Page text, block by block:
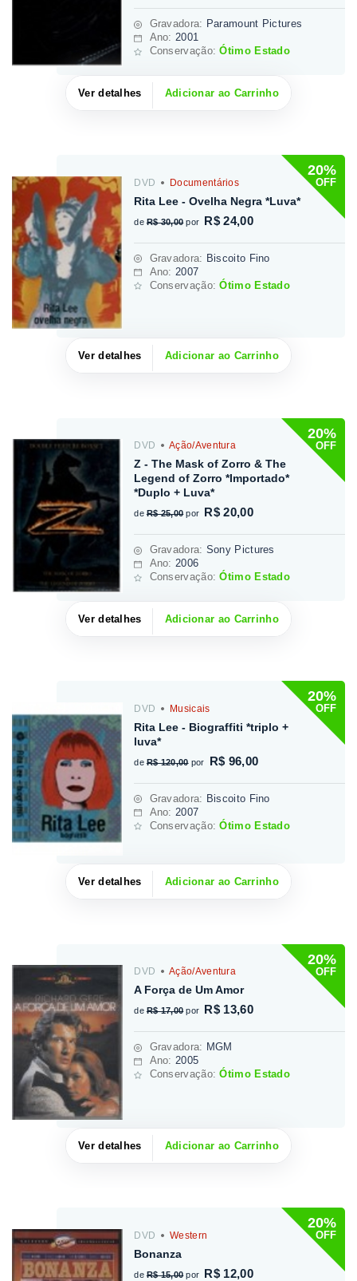
Gravadora: Paramount Pictures
Ano: 2001
Conservação:Ótimo Estado
Ver detalhes Adicionar ao Carrinho
20%
OFF
DVD Documentários
Rita Lee - Ovelha Negra *Luva*
de R$ 30,00 por R$ 24,00
Gravadora: Biscoito Fino
Ano: 2007
Conservação:Ótimo Estado
Ver detalhes Adicionar ao Carrinho
20%
OFF
DVD Ação/Aventura
Z - The Mask of Zorro & The
Legend of Zorro *Importado*
*Duplo + Luva*
de R$ 25,00 por R$ 20,00
Gravadora: Sony Pictures
Ano: 2006
Conservação:Ótimo Estado
Ver detalhes Adicionar ao Carrinho
20%
OFF
DVD Musicais
Rita Lee - Biograffiti *triplo +
luva*
de R$ 120,00 por R$ 96,00
Gravadora: Biscoito Fino
Ano: 2007
Conservação:Ótimo Estado
Ver detalhes Adicionar ao Carrinho
20%
OFF
DVD Ação/Aventura
A Força de Um Amor
de R$ 17,00 por R$ 13,60
Gravadora: MGM
Ano: 2005
Conservação:Ótimo Estado
Ver detalhes Adicionar ao Carrinho
20%
OFF
DVD Western
Bonanza
de R$ 15,00 por R$ 12,00